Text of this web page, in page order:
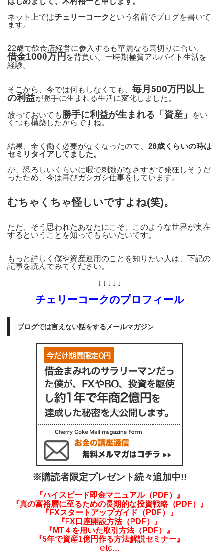
ネット上ではチェリーコーク という名前でブログを書いて
ます。
22歳で飲食店経営に参入するも華麗なる裏切りに合い、
借金1000万円 を背負い、一時期極貧アルバイト生活を
経験。
そこから、今では何もしなくても、 毎月500万円以上
の利益が勝手に生まれる生活に変化しました。
放っておいても 勝手に利益が生まれる「資産」
をい
くつも構築したからですね。
結果、全く働く必要がなくなったので、 26歳くらいの時は
セミリタイアしてました。
が、恐ろしいくらいに暇で刺激がなさすぎて発狂しそうだ
ったため、今は再びガシガシ仕事をしています。
むちゃくちゃ怪しいですよね(笑)。
ただ、そう思われたあなたにこそ、このような世界が実在
するということを知ってもらいたいです。
もっと詳しく僕や資産運用のことを知りたい人は、下記の
記事を読んでみてください。
↓↓↓↓↓
チェリーコークのプロフィール
ブログでは言えない話をするメールマガジン
※購読者限定プレゼント続々追加中!!
『ハイスピード即金マニュアル（PDF）』
『真の富裕層に至るための長期的な投資戦略（PDF）』
『FXスタートアップガイド（PDF）』
『FX口座開設方法（PDF）』
『MT４を用いた取引方法（PDF）』
『5年で資産1億円作る方法解説セミナー』
etc...